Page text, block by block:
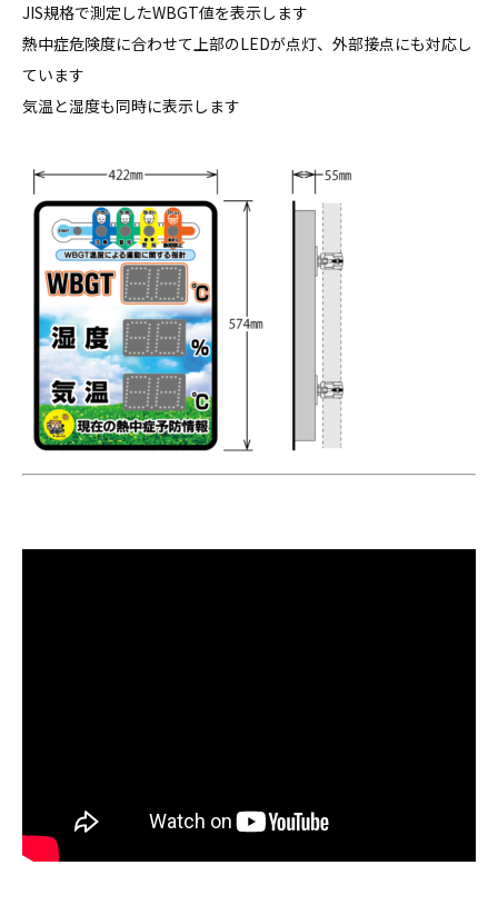
JIS規格で測定したWBGT値を表示します
熱中症危険度に合わせて上部のLEDが点灯、外部接点にも対応し
ています
気温と湿度も同時に表示します